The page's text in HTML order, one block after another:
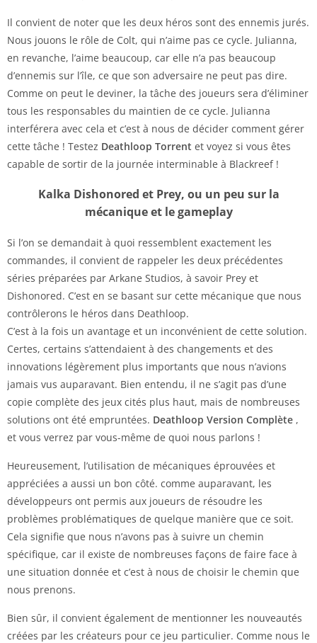
Il convient de noter que les deux héros sont des ennemis jurés.
Nous jouons le rôle de Colt, qui n’aime pas ce cycle. Julianna,
en revanche, l’aime beaucoup, car elle n’a pas beaucoup
d’ennemis sur l’île, ce que son adversaire ne peut pas dire.
Comme on peut le deviner, la tâche des joueurs sera d’éliminer
tous les responsables du maintien de ce cycle. Julianna
interférera avec cela et c’est à nous de décider comment gérer
cette tâche ! Testez Deathloop Torrent et voyez si vous êtes
capable de sortir de la journée interminable à Blackreef !
Kalka Dishonored et Prey, ou un peu sur la
mécanique et le gameplay
Si l’on se demandait à quoi ressemblent exactement les
commandes, il convient de rappeler les deux précédentes
séries préparées par Arkane Studios, à savoir Prey et
Dishonored. C’est en se basant sur cette mécanique que nous
contrôlerons le héros dans Deathloop.
C’est à la fois un avantage et un inconvénient de cette solution.
Certes, certains s’attendaient à des changements et des
innovations légèrement plus importants que nous n’avions
jamais vus auparavant. Bien entendu, il ne s’agit pas d’une
copie complète des jeux cités plus haut, mais de nombreuses
solutions ont été empruntées. Deathloop Version Complète ,
et vous verrez par vous-même de quoi nous parlons !
Heureusement, l’utilisation de mécaniques éprouvées et
appréciées a aussi un bon côté. comme auparavant, les
développeurs ont permis aux joueurs de résoudre les
problèmes problématiques de quelque manière que ce soit.
Cela signifie que nous n’avons pas à suivre un chemin
spécifique, car il existe de nombreuses façons de faire face à
une situation donnée et c’est à nous de choisir le chemin que
nous prenons.
Bien sûr, il convient également de mentionner les nouveautés
créées par les créateurs pour ce jeu particulier. Comme nous le